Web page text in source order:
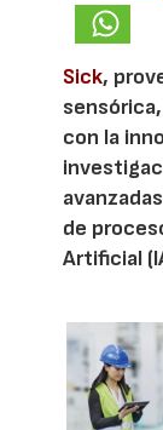
Sick,
con la
de
Artificial